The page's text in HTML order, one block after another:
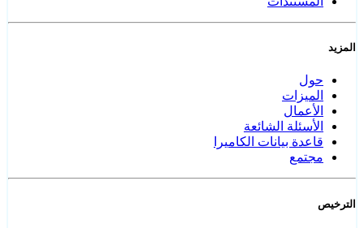
المزيد
حول
الميزات
الأعمال
الأسئلة الشائعة
قاعدة بيانات الكاميرا
مجتمع
الترخيص